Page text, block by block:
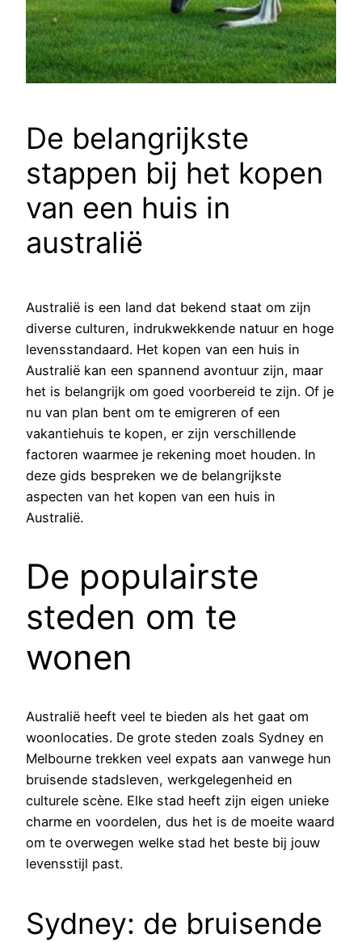
De belangrijkste
stappen bij het kopen
van een huis in
australië
Australië is een land dat bekend staat om zijn
diverse culturen, indrukwekkende natuur en hoge
levensstandaard. Het kopen van een huis in
Australië kan een spannend avontuur zijn, maar
het is belangrijk om goed voorbereid te zijn. Of je
nu van plan bent om te emigreren of een
vakantiehuis te kopen, er zijn verschillende
factoren waarmee je rekening moet houden. In
deze gids bespreken we de belangrijkste
aspecten van het kopen van een huis in
Australië.
De populairste
steden om te
wonen
Australië heeft veel te bieden als het gaat om
woonlocaties. De grote steden zoals Sydney en
Melbourne trekken veel expats aan vanwege hun
bruisende stadsleven, werkgelegenheid en
culturele scène. Elke stad heeft zijn eigen unieke
charme en voordelen, dus het is de moeite waard
om te overwegen welke stad het beste bij jouw
levensstijl past.
Sydney: de bruisende